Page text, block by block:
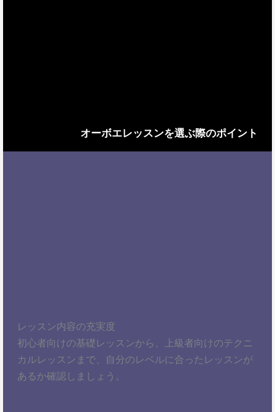
オーボエレッスンを選ぶ際のポイント
レッスン内容の充実度
初心者向けの基礎レッスンから、上級者向けのテクニ
カルレッスンまで、自分のレベルに合ったレッスンが
あるか確認しましょう。